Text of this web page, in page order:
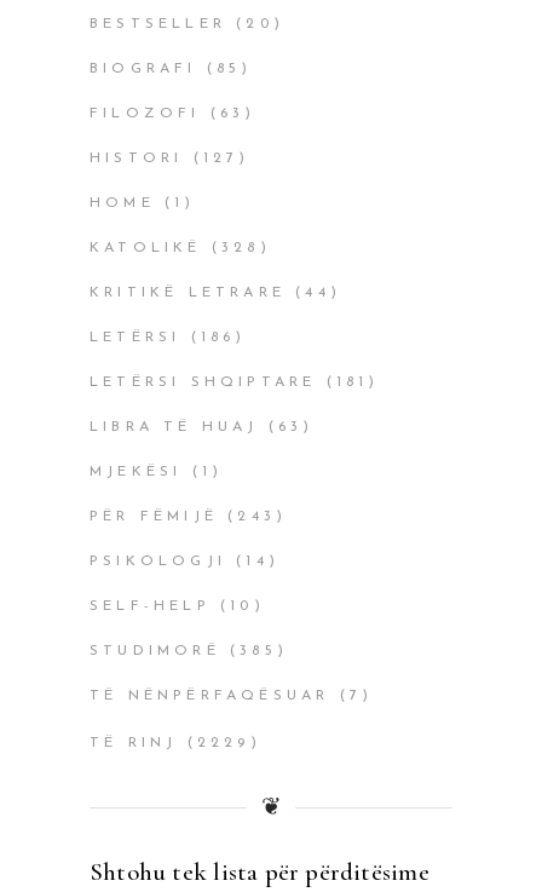
BESTSELLER (20)
BIOGRAFI (85)
FILOZOFI (63)
HISTORI (127)
HOME (1)
KATOLIKË (328)
KRITIKË LETRARE (44)
LETËRSI (186)
LETËRSI SHQIPTARE (181)
LIBRA TË HUAJ (63)
MJEKËSI (1)
PËR FËMIJË (243)
PSIKOLOGJI (14)
SELF-HELP (10)
STUDIMORË (385)
TË NËNPËRFAQËSUAR (7)
TË RINJ (2229)
❦
Shtohu tek lista për përditësime